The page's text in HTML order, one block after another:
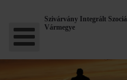
Szivárvány Integrált
Vármegye